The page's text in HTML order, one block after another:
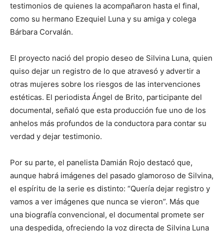
testimonios de quienes la acompañaron hasta el final,
como su hermano Ezequiel Luna y su amiga y colega
Bárbara Corvalán.
El proyecto nació del propio deseo de Silvina Luna, quien
quiso dejar un registro de lo que atravesó y advertir a
otras mujeres sobre los riesgos de las intervenciones
estéticas. El periodista Ángel de Brito, participante del
documental, señaló que esta producción fue uno de los
anhelos más profundos de la conductora para contar su
verdad y dejar testimonio.
Por su parte, el panelista Damián Rojo destacó que,
aunque habrá imágenes del pasado glamoroso de Silvina,
el espíritu de la serie es distinto: “Quería dejar registro y
vamos a ver imágenes que nunca se vieron”. Más que
una biografía convencional, el documental promete ser
una despedida, ofreciendo la voz directa de Silvina Luna